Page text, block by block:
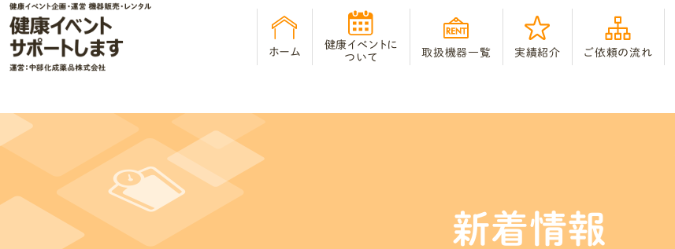
ホーム
健康イベントに
ついて
取扱機器一覧 実績紹介 ご依頼の流れ
新着情報